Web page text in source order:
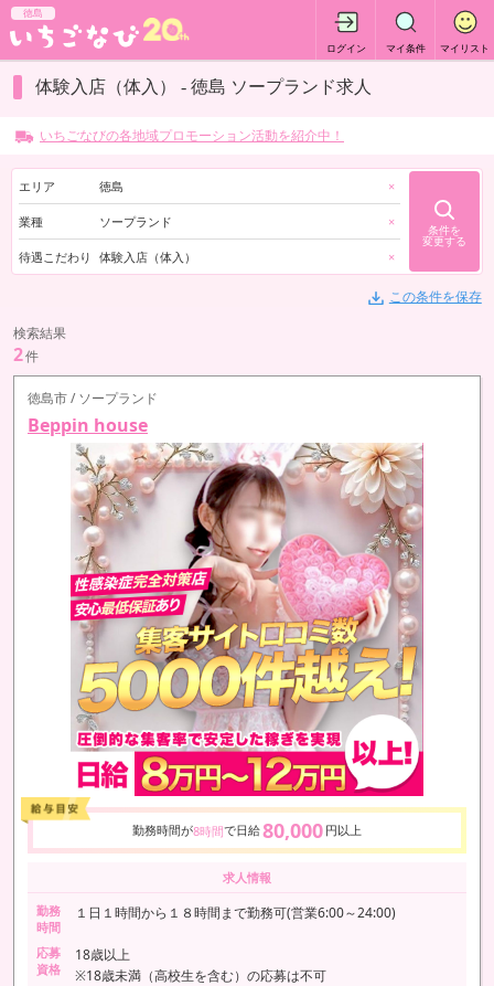
徳島
ログイン マイ条件 マイリスト
体験入店（体入） - 徳島 ソープランド求人
いちごなびの各地域プロモーション活動を紹介中！
エリア 徳島 ×
業種 ソープランド ×
待遇こだわり 体験入店（体入） ×
条件を
変更する
この条件を保存
検索結果
2件
徳島市 / ソープランド
Beppin house
勤務時間が8時間で日給80,000 円以上
求人情報
勤務
時間
１日１時間から１８時間まで勤務可(営業6:00～24:00)
応募
資格
18歳以上
※18歳未満（高校生を含む）の応募は不可